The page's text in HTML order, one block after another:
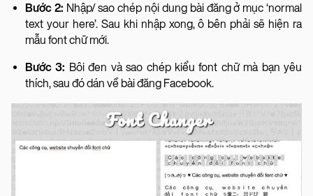
Bước 2: Nhập/ sao chép nội dung bài đăng ở mục ‘normal
text your here’. Sau khi nhập xong, ô bên phải sẽ hiện ra
mẫu font chữ mới.
Bước 3: Bôi đen và sao chép kiểu font chữ mà bạn yêu
thích, sau đó dán về bài đăng Facebook.